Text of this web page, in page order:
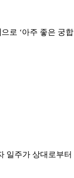
으로 ‘아주 좋은 궁합
주가 상대로부